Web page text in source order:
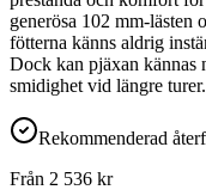
generösa 102 mm-lästen
fötterna känns aldrig
Dock kan pjäxan kännas
smidighet vid längre turer.
Rekommenderad
Från 2 536 kr